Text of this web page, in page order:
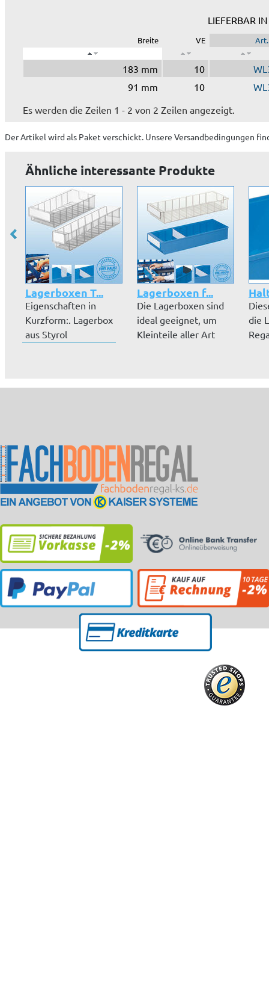
LIEFERBAR
Breite VE
183 mm 10
91 mm
10
Es werden die Zeilen 1 - 2 von 2 Zeilen angezeigt.
Der Artikel wirdals Paket verschickt. Unsere Versandbedingungen
Ähnliche interessante Produkte
Lagerboxen T...
Eigenschaften in
Kurzform:. Lagerbox
aus Styrol
Lagerboxen f...
Die Lagerboxen sind
ideal geeignet, um
Kleinteile aller Art
die